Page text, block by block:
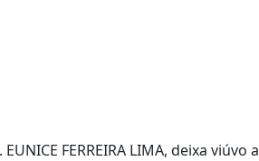
FERREIRA LIMA, deixa viúvo a